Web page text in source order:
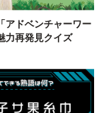
アドベンチャーワー
力再発見クイズ